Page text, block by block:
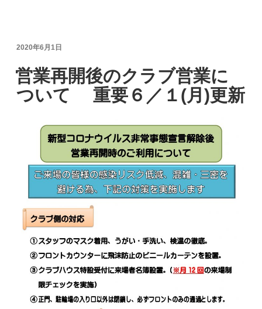
投
日:
2020年6月1日
営業再開後のクラブ営業に
ついて 重要６／１(月)更新